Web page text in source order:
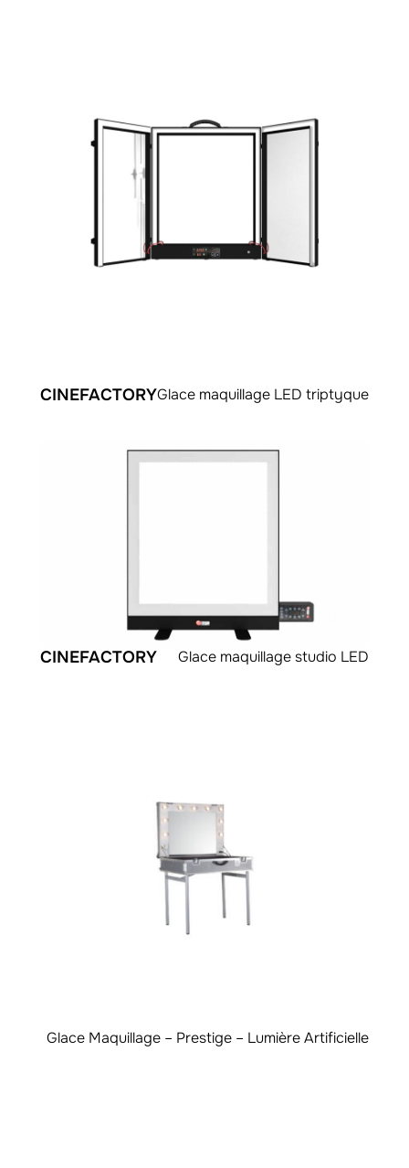
CINEFACTORYGlace maquillage LED triptyque
CINEFACTORY Glace maquillage studio LED
Glace Maquillage – Prestige – Lumière Artificielle